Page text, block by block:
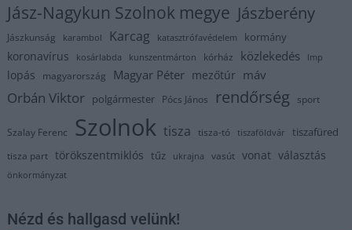
Jász-Nagykun Szolnok megye Jászberény
Jászkunság karambol Karcag katasztrófavédelem kormány
koronavírus kosárlabda kunszentmárton kórház közlekedés lmp
lopás magyarország Magyar Péter mezőtúr máv
Orbán Viktor polgármester Pócs János rendőrség sport
Szalay Ferenc Szolnok tisza tisza-tó tiszaföldvár tiszafüred
tisza part törökszentmiklós tűz ukrajna vasút vonat választás
önkormányzat
Nézd és hallgasd velünk!